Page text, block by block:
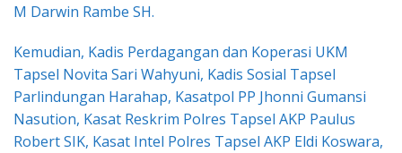
M Darwin Rambe SH.
Kemudian, Kadis Perdagangan dan Koperasi UKM
Tapsel Novita Sari Wahyuni, Kadis Sosial Tapsel
Parlindungan Harahap, Kasatpol PP Jhonni Gumansi
Nasution, Kasat Reskrim Polres Tapsel AKP Paulus
Robert SIK, Kasat Intel Polres Tapsel AKP Eldi Koswara,